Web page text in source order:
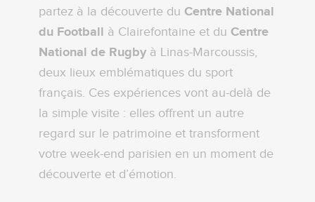
partez à la découverte du Centre National
du Football à Clairefontaine et du Centre
National de Rugby à Linas-Marcoussis,
deux lieux emblématiques du sport
français. Ces expériences vont au-delà de
la simple visite : elles offrent un autre
regard sur le patrimoine et transforment
votre week-end parisien en un moment de
découverte et d’émotion.